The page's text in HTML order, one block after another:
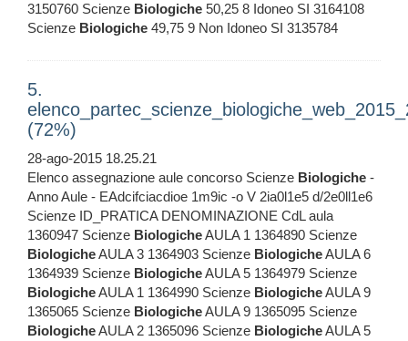
3150760 Scienze Biologiche 50,25 8 Idoneo SI 3164108
Scienze Biologiche 49,75 9 Non Idoneo SI 3135784
5.
(72%)
28-ago-2015 18.25.21
Elenco assegnazione aule concorso Scienze Biologiche -
Anno Aule - EAdcifciacdioe 1m9ic -o V 2ia0l1e5 d/2e0ll1e6
Scienze ID_PRATICA DENOMINAZIONE CdL aula
1360947 Scienze BiologicheAULA 1 1364890 Scienze
BiologicheAULA 3 1364903 Scienze BiologicheAULA 6
1364939 Scienze BiologicheAULA 5 1364979 Scienze
BiologicheAULA 1 1364990 Scienze BiologicheAULA 9
1365065 Scienze BiologicheAULA 9 1365095 Scienze
BiologicheAULA 2 1365096 Scienze BiologicheAULA 5